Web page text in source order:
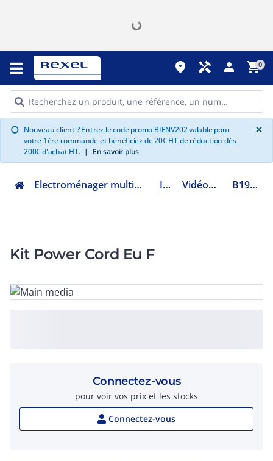
place handyman person shopping_cart0
info Nouveau client ? Entrez le code promo BIENV202 valable pour
votre 1ère commande et bénéficiez de 20€ HT de réduction dès
200€ d'achat HT. | En savoir plus
×
Electroménager multimédia et informatique Image Vidéoprojecteur B1960151K
Kit Power Cord Eu F
Connectez-vous
pour voir vos prix et les stocks
Connectez-vous